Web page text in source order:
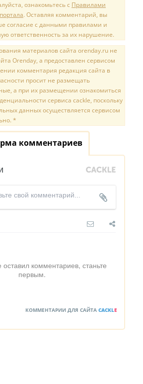
ознакомьтесь с Правилами
. Оставляя комментарий, вы
согласие с данными правилами и
ответственность за их нарушение.
материалов сайта orenday.ru не
Orenday, а предоставлен сервисом
комментария редакция сайта в
просит не размещать
а при их размещении ознакомиться
сервиса cackle, поскольку
данных осуществляется сервисом
*
комментариев
комментариев, станьте
первым.
КОММЕНТАРИИ ДЛЯ САЙТА CACKLE